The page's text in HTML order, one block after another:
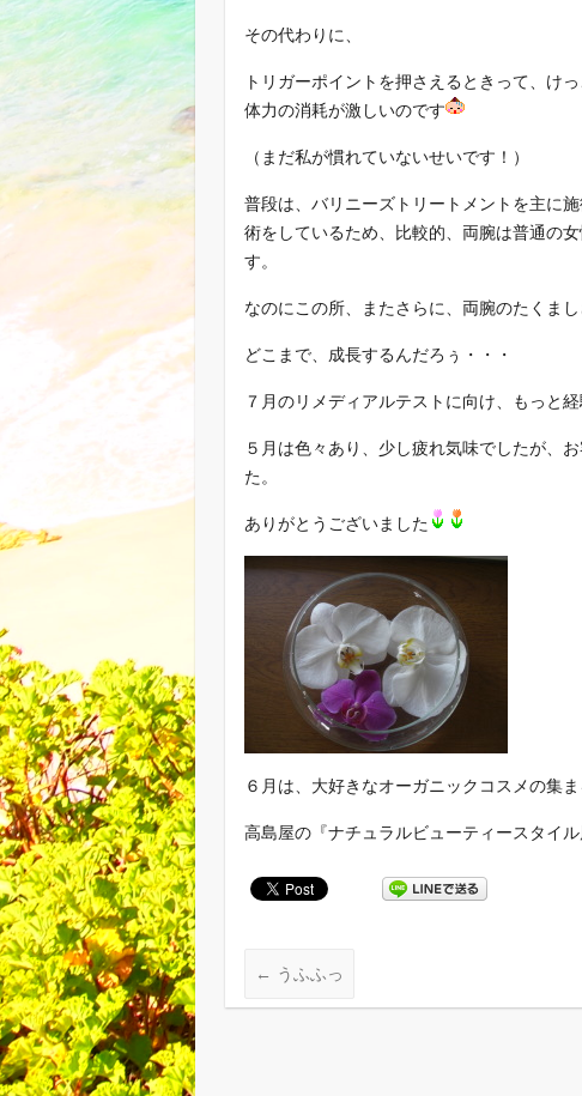
その代わりに、
トリガーポイントを押さえるときって、け
体力の消耗が激しいのです
（まだ私が慣れていないせいです！）
普段は、バリニーズトリートメントを主に
術をしているため、比較的、両腕は普通の
す。
なのにこの所、またさらに、両腕のたくま
どこまで、成長するんだろぅ・・・
７月のリメディアルテストに向け、もっと
５月は色々あり、少し疲れ気味でしたが、
た。
ありがとうございました
６月は、大好きなオーガニックコスメの集
高島屋の『ナチュラルビューティースタイ
← うふふっ